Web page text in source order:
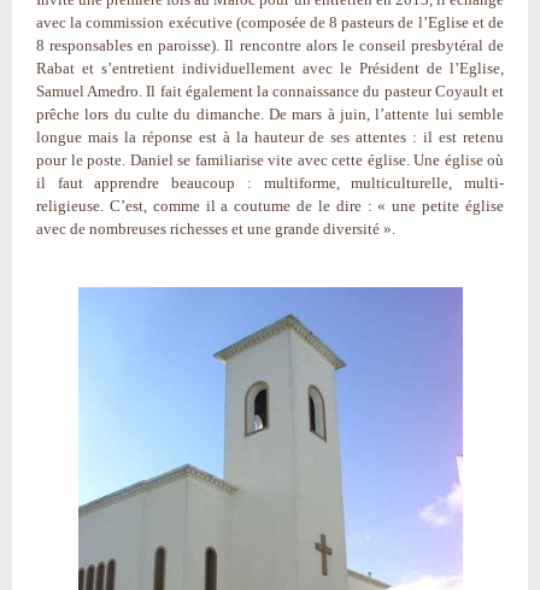
avec la commission exécutive (composée de 8 pasteurs de l’Eglise et de
8 responsables en paroisse). Il rencontre alors le conseil presbytéral de
Rabat et s’entretient individuellement avec le Président de l’Eglise,
Samuel Amedro. Il fait également la connaissance du pasteur Coyault et
prêche lors du culte du dimanche. De mars à juin, l’attente lui semble
longue mais la réponse est à la hauteur de ses attentes : il est retenu
pour le poste. Daniel se familiarise vite avec cette église. Une église où
il faut apprendre beaucoup : multiforme, multiculturelle, multi-
religieuse. C’est, comme il a coutume de le dire : « une petite église
avec de nombreuses richesses et une grande diversité ».